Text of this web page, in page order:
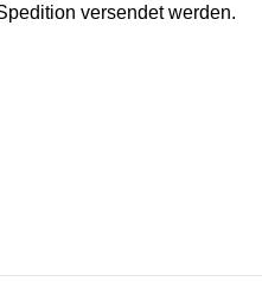
versendet werden.